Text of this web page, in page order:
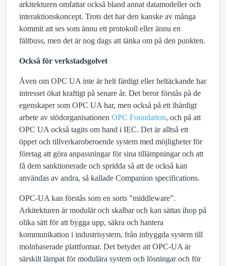
arkitekturen omfattar också bland annat datamodeller och
interaktionskoncept. Trots det har den kanske av många
kommit att ses som ännu ett protokoll eller ännu en
fältbuss, men det är nog dags att tänka om på den punkten.
Också för verkstadsgolvet
Även om OPC UA inte är helt färdigt eller heltäckande har
intresset ökat kraftigt på senare år. Det beror förstås på de
egenskaper som OPC UA har, men också på ett ihärdigt
arbete av stödorganisationen OPC Foundation, och på att
OPC UA också tagits om hand i IEC. Det är alltså ett
öppet och tillverkaroberoende system med möjligheter för
företag att göra anpassningar för sina tillämpningar och att
få dem sanktionerade och spridda så att de också kan
användas av andra, så kallade Companion specifications.
OPC-UA kan förstås som en sorts ”middleware”.
Arkitekturen är modulär och skalbar och kan sättas ihop på
olika sätt för att bygga upp, säkra och hantera
kommunikation i industrisystem, från inbyggda system till
molnbaserade plattformar. Det betyder att OPC-UA är
särskilt lämpat för modulära system och lösningar och för